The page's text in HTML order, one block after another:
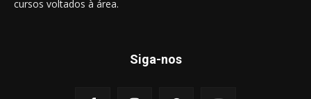
cursos voltados à área.
Siga-nos